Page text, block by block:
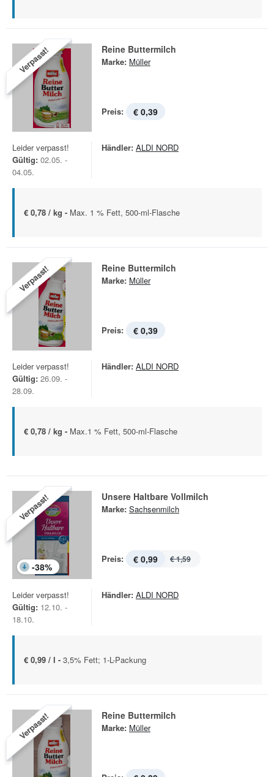
Verpasst! Reine Buttermilch
Marke: Müller
Preis: € 0,39
Leider verpasst!
Gültig: 02.05. -
04.05.
Händler: ALDI NORD
€ 0,78 / kg - Max. 1 % Fett, 500-ml-Flasche
Verpasst! Reine Buttermilch
Marke: Müller
Preis: € 0,39
Leider verpasst!
Gültig: 26.09. -
28.09.
Händler: ALDI NORD
€ 0,78 / kg - Max.1 % Fett, 500-ml-Flasche
Verpasst!
-38%
Unsere Haltbare Vollmilch
Marke: Sachsenmilch
Preis: € 0,99 € 1,59
Leider verpasst!
Gültig: 12.10. -
18.10.
Händler: ALDI NORD
€ 0,99 / l - 3,5% Fett; 1-L-Packung
Verpasst! Reine Buttermilch
Marke: Müller